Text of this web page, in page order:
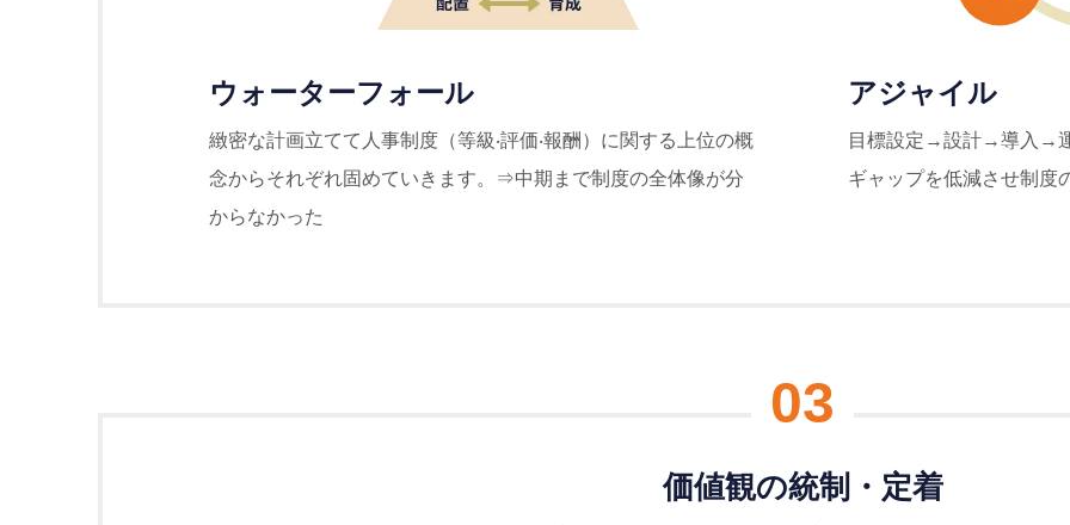
ウォーターフォール
緻密な計画⽴てて⼈事制度（等級‧評価‧報酬）に関する上位の概
念からそれぞれ固めていきます。⇒中期まで制度の全体像が分
からなかった
アジャイル
⽬標設定→設計→導⼊→
ギャップを低減させ制度
03
価値観の統制・定着